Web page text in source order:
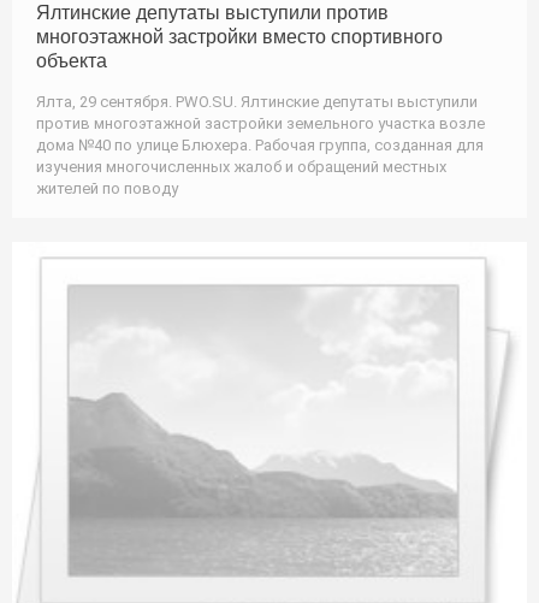
Ялтинские депутаты выступили против
многоэтажной застройки вместо спортивного
объекта
Ялта, 29 сентября. PWO.SU. Ялтинские депутаты выступили
против многоэтажной застройки земельного участка возле
дома №40 по улице Блюхера. Рабочая группа, созданная для
изучения многочисленных жалоб и обращений местных
жителей по поводу